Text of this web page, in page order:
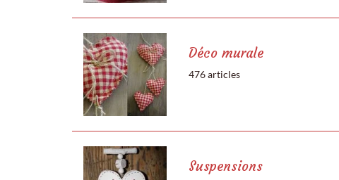
Déco murale
476 articles
Suspensions